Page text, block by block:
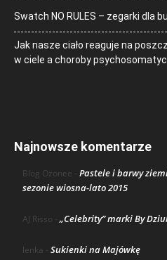
Swatch NO RULES – zegarki dla
Jak nasze ciało reaguje na
w ciele a choroby
Najnowsze komentarze
Blog Ozonee - Pastele i barwy
sezonie wiosna-lato 2015
AJ Risso - „Celebrity” marki By
lenka - Sukienki na Majówkę